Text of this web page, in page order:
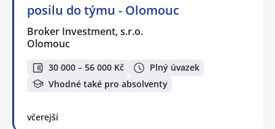
posilu do týmu - Olomouc
Broker Investment, s.r.o.
Olomouc
30 000 – 56 000 Kč
Plný úvazek
Vhodné také pro absolventy
včerejší